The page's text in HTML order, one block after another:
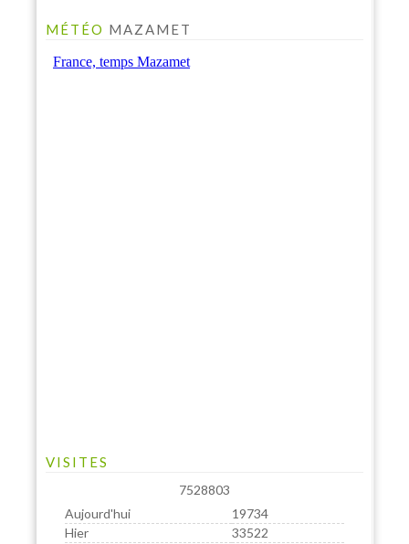
MÉTÉO MAZAMET
VISITES
7528803
Aujourd'hui
19734
Hier
33522